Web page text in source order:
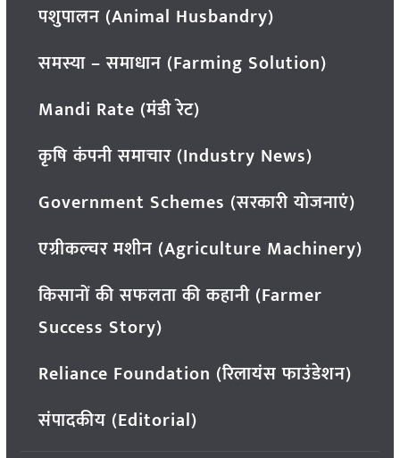
पशुपालन (Animal Husbandry)
समस्या – समाधान (Farming Solution)
Mandi Rate (मंडी रेट)
कृषि कंपनी समाचार (Industry News)
Government Schemes (सरकारी योजनाएं)
एग्रीकल्चर मशीन (Agriculture Machinery)
किसानों की सफलता की कहानी (Farmer
Success Story)
Reliance Foundation (रिलायंस फाउंडेशन)
संपादकीय (Editorial)